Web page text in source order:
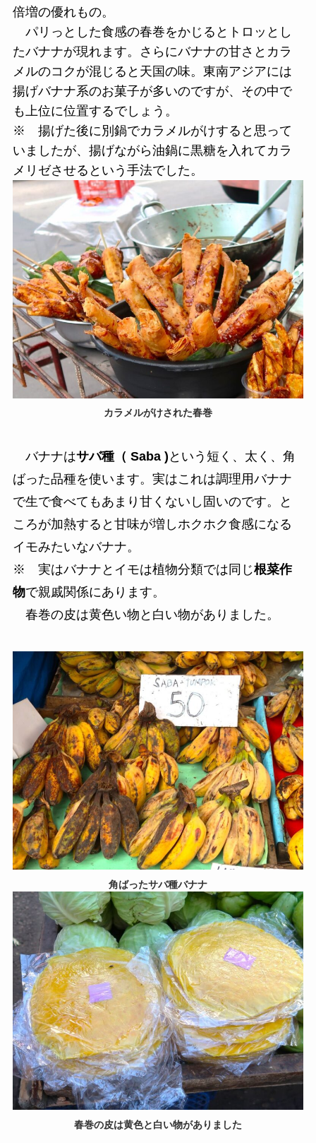
倍増の優れもの。
パリっとした食感の春巻をかじるとトロッとし
たバナナが現れます。さらにバナナの甘さとカラ
メルのコクが混じると天国の味。東南アジアには
揚げバナナ系のお菓子が多いのですが、その中で
も上位に位置するでしょう。
※ 揚げた後に別鍋でカラメルがけすると思って
いましたが、揚げながら油鍋に黒糖を入れてカラ
メリゼさせるという手法でした。
カラメルがけされた春巻
バナナはサバ種（ Saba ) という短く、太く、角
ばった品種を使います。実はこれは調理用バナナ
で生で食べてもあまり甘くないし固いのです。と
ころが加熱すると甘味が増しホクホク食感になる
イモみたいなバナナ。
※ 実はバナナとイモは植物分類では同じ根菜作
物で親戚関係にあります。
春巻の皮は黄色い物と白い物がありました。
角ばったサバ種バナナ
春巻の皮は黄色と白い物がありました